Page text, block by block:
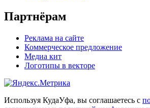
Партнёрам
Реклама на сайте
Коммерческое предложение
Медиа кит
Логотипы в векторе
Используя КудаУфа, вы соглашаетесь с